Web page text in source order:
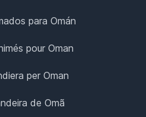
para Omán
pour Oman
per Oman
de Omã